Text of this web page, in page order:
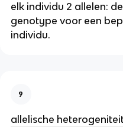
elk individu 2 allelen:
genotype voor een
individu.
9
allelische